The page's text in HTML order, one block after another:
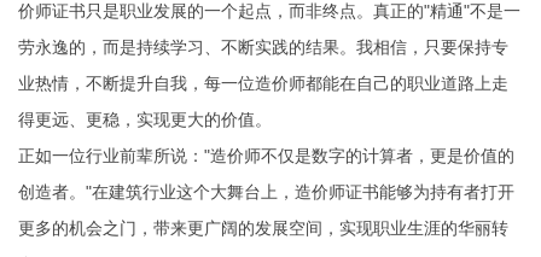
价师证书只是职业发展的一个起点，而非终点。真正的"精通"不是一
劳永逸的，而是持续学习、不断实践的结果。我相信，只要保持专
业热情，不断提升自我，每一位造价师都能在自己的职业道路上走
得更远、更稳，实现更大的价值。
正如一位行业前辈所说："造价师不仅是数字的计算者，更是价值的
创造者。"在建筑行业这个大舞台上，造价师证书能够为持有者打开
更多的机会之门，带来更广阔的发展空间，实现职业生涯的华丽转